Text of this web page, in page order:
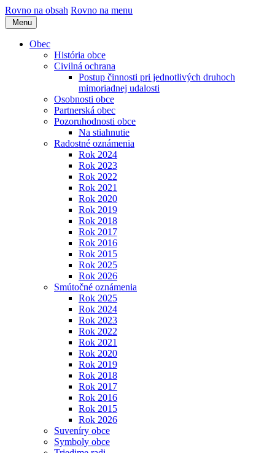
Rovno na obsah Rovno na menu
Menu
Obec
História obce
Civilná ochrana
Postup činnosti pri jednotlivých druhoch
mimoriadnej udalosti
Osobnosti obce
Partnerská obec
Pozoruhodnosti obce
Na stiahnutie
Radostné oznámenia
Rok 2024
Rok 2023
Rok 2022
Rok 2021
Rok 2020
Rok 2019
Rok 2018
Rok 2017
Rok 2016
Rok 2015
Rok 2025
Rok 2026
Smútočné oznámenia
Rok 2025
Rok 2024
Rok 2023
Rok 2022
Rok 2021
Rok 2020
Rok 2019
Rok 2018
Rok 2017
Rok 2016
Rok 2015
Rok 2026
Suveníry obce
Symboly obce